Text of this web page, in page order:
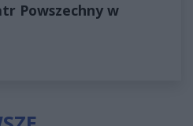
Powszechny w